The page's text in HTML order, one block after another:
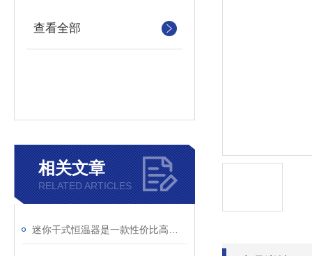
查看全部
相关文章
RELATED ARTICLES